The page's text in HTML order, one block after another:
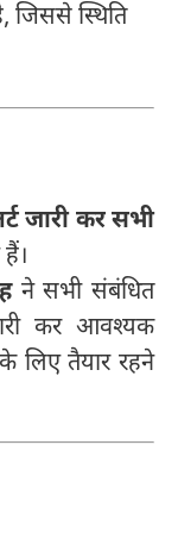
जिससे स्थिति
जारी कर सभी
ने सभी संबंधित
कर आवश्यक
लिए तैयार रहने